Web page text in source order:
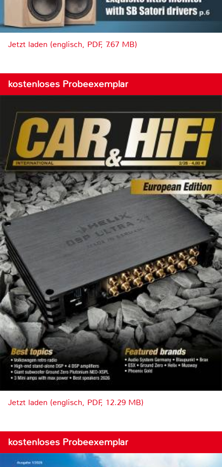
Jetzt laden (englisch, PDF, 7.67 MB)
kostenloses Probeexemplar
Jetzt laden (englisch, PDF, 12.29 MB)
kostenloses Probeexemplar